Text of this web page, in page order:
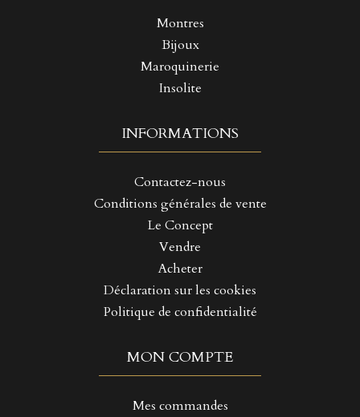
Montres
Bijoux
Maroquinerie
Insolite
INFORMATIONS
Contactez-nous
Conditions générales de vente
Le Concept
Vendre
Acheter
Déclaration sur les cookies
Politique de confidentialité
MON COMPTE
Mes commandes